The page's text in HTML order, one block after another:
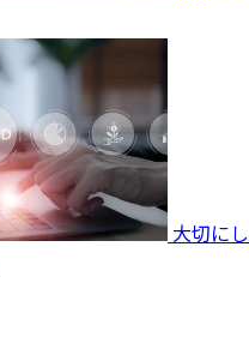
大切にし